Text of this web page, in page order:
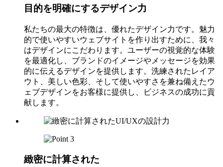
目的を明確にするデザイン力
私たちの最大の特徴は、優れたデザイン力です。魅力
的で使いやすいウェブサイトを作り出すために、我々
はデザインにこだわります。ユーザーの視覚的な体験
を最適化し、ブランドのイメージやメッセージを効果
的に伝えるデザインを提供します。洗練されたレイア
ウト、美しい色彩、そして使いやすさを兼ね備えたウ
ェブデザインをお客様に提供し、ビジネスの成功に貢
献します。
緻密に計算された